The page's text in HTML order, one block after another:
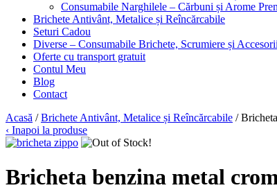
Consumabile Narghilele – Cărbuni și Arome
Brichete Antivânt, Metalice și Reîncărcabile
Seturi Cadou
Diverse – Consumabile Brichete, Scrumiere și Accesorii
Oferte cu transport gratuit
Contul Meu
Blog
Contact
Acasă /Brichete Antivânt, Metalice și Reîncărcabile /
‹ Inapoi la produse
Bricheta benzina metal